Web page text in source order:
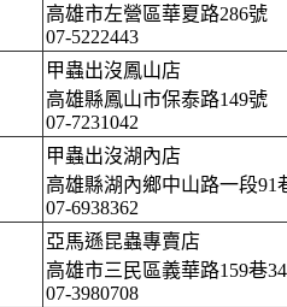
高雄市左營區華夏路286號
07-5222443
甲蟲出沒鳳山店
高雄縣鳳山市保泰路149號
07-7231042
甲蟲出沒湖內店
高雄縣湖內鄉中山路一段91
07-6938362
亞馬遜昆蟲專賣店
高雄市三民區義華路159巷
07-3980708